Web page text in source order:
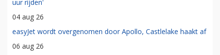
uur rijden'
04 aug 26
easyJet wordt overgenomen door Apollo, Castlelake haakt af
06 aug 26